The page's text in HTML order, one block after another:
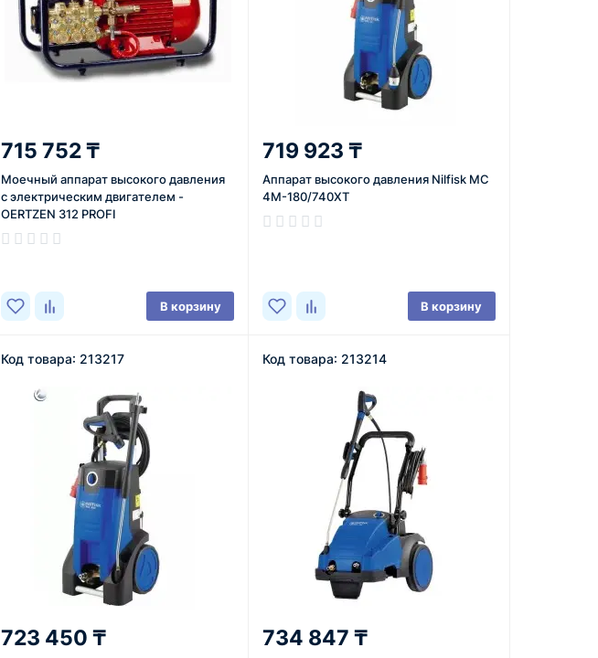
715 752 ₸
Моечный аппарат высокого давления
с электрическим двигателем -
OERTZEN 312 PROFI
В корзину
719 923 ₸
Аппарат высокого давления Nilfisk MC
4M-180/740XT
В корзину
Код товара: 213217
723 450 ₸
Код товара: 213214
734 847 ₸